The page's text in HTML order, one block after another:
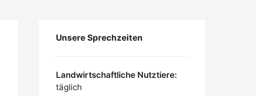
Unsere Sprechzeiten
Landwirtschaftliche Nutztiere:
täglich